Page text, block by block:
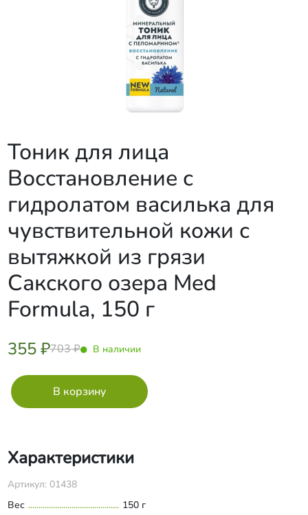
Тоник для лица
Восстановление с
гидролатом василька для
чувствительной кожи с
вытяжкой из грязи
Сакского озера Med
Formula, 150 г
355 ₽703 ₽ В наличии
Характеристики
Артикул: 01438
Вес
150 г